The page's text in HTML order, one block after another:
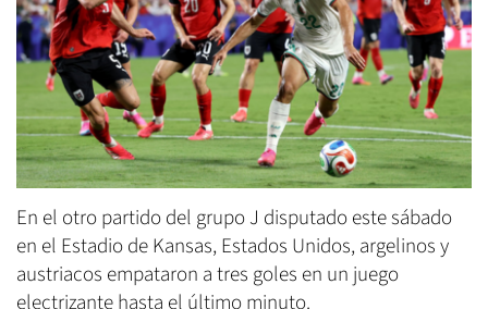
En el otro partido del grupo J disputado este sábado
en el Estadio de Kansas, Estados Unidos, argelinos y
austriacos empataron a tres goles en un juego
electrizante hasta el último minuto.